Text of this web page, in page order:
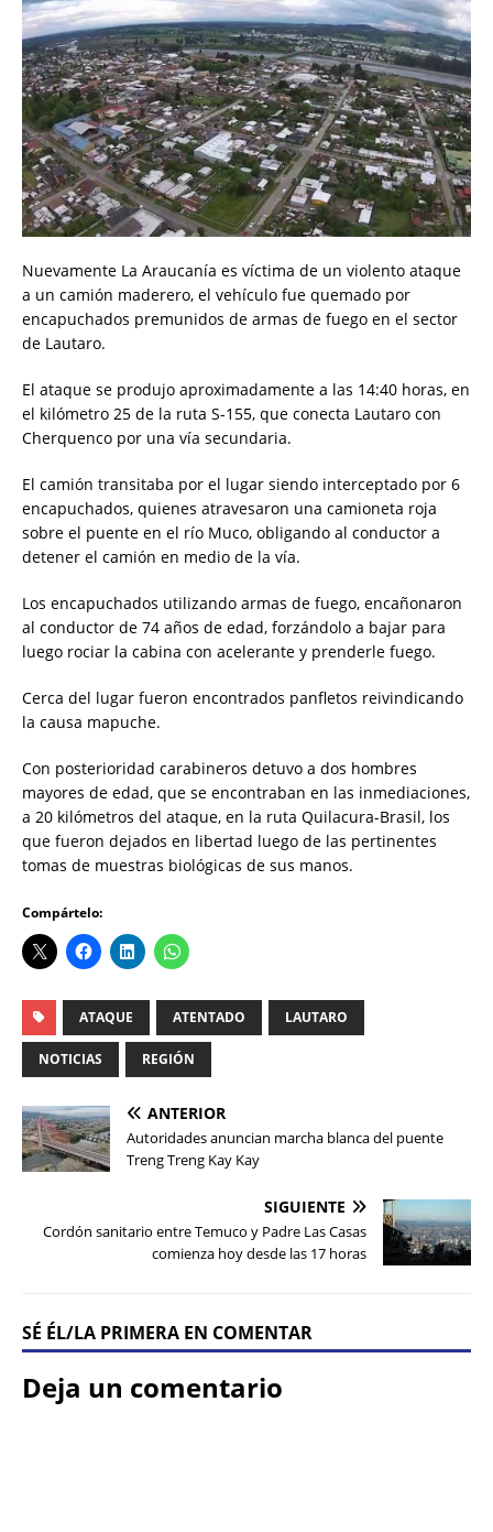
Nuevamente La Araucanía es víctima de un violento ataque
a un camión maderero, el vehículo fue quemado por
encapuchados premunidos de armas de fuego en el sector
de Lautaro.
El ataque se produjo aproximadamente a las 14:40 horas, en
el kilómetro 25 de la ruta S-155, que conecta Lautaro con
Cherquenco por una vía secundaria.
El camión transitaba por el lugar siendo interceptado por 6
encapuchados, quienes atravesaron una camioneta roja
sobre el puente en el río Muco, obligando al conductor a
detener el camión en medio de la vía.
Los encapuchados utilizando armas de fuego, encañonaron
al conductor de 74 años de edad, forzándolo a bajar para
luego rociar la cabina con acelerante y prenderle fuego.
Cerca del lugar fueron encontrados panfletos reivindicando
la causa mapuche.
Con posterioridad carabineros detuvo a dos hombres
mayores de edad, que se encontraban en las inmediaciones,
a 20 kilómetros del ataque, en la ruta Quilacura-Brasil, los
que fueron dejados en libertad luego de las pertinentes
tomas de muestras biológicas de sus manos.
Compártelo:
ATAQUE ATENTADO LAUTARO
NOTICIAS REGIÓN
ANTERIOR
Autoridades anuncian marcha blanca del puente
Treng Treng Kay Kay
SIGUIENTE
Cordón sanitario entre Temuco y Padre Las Casas
comienza hoy desde las 17 horas
SÉ ÉL/LA PRIMERA EN COMENTAR
Deja un comentario